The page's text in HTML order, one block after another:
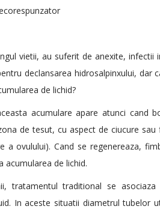
vietii, au suferit de anexite,
declansarea hidrosalpinxului, dar
de lichid?
acumulare apare atunci cand
de tesut, cu aspect de ciucure
a ovulului). Cand se regenereaza,
acumularea de lichid.
tratamentul traditional se
In aceste situatii diametrul tubelor